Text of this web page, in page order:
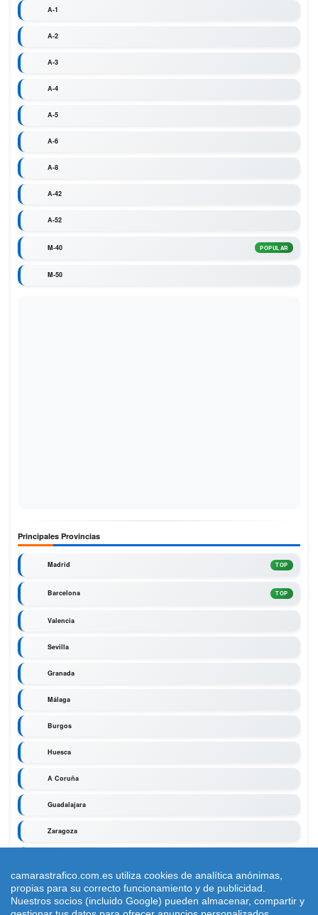
A-1
A-2
A-3
A-4
A-5
A-6
A-8
A-42
A-52
M-40 POPULAR
M-50
Principales Provincias
Madrid TOP
Barcelona TOP
Valencia
Sevilla
Granada
Málaga
Burgos
Huesca
A Coruña
Guadalajara
Zaragoza
camarastrafico.com.es utiliza cookies de analítica anónimas,
propias para su correcto funcionamiento y de publicidad.
Nuestros socios (incluido Google) pueden almacenar, compartir y